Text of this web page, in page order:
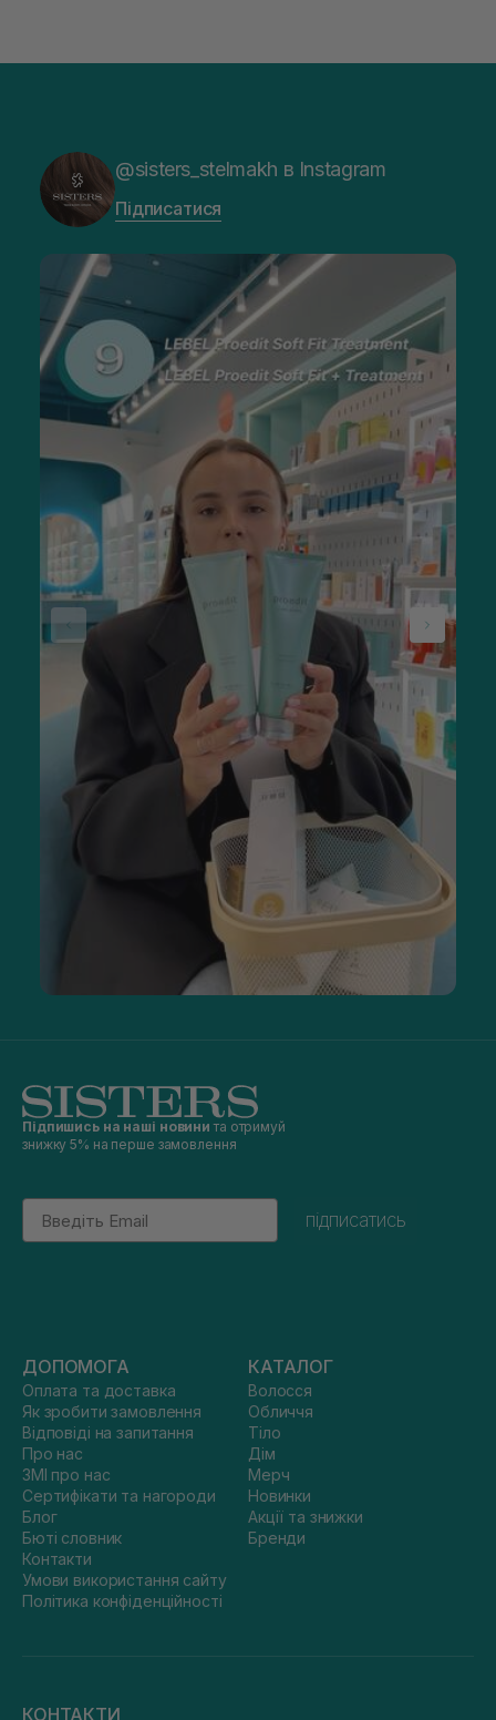
@sisters_stelmakh в Instagram
Підписатися
Підпишись на наші новини та отримуй
знижку 5% на перше замовлення
Email
підписатись
ДОПОМОГА
Оплата та доставка
Як зробити замовлення
Відповіді на запитання
Про нас
ЗМІ про нас
Сертифікати та нагороди
Блог
Бюті словник
Контакти
Умови використання сайту
Політика конфіденційності
КАТАЛОГ
Волосся
Обличчя
Тіло
Дім
Мерч
Новинки
Акції та знижки
Бренди
КОНТАКТИ